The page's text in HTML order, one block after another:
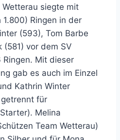
siegte mit
Ringen in der
(593), Tom Barbe
(581) vor dem SV
Ringen. Mit dieser
gab es auch im Einzel
Kathrin Winter
für
Melina
Team Wetterau)